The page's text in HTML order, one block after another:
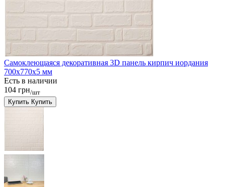
Самоклеющаяся декоративная 3D панель кирпич иордания
700x770x5 мм
Есть в наличии
104 грн/шт
Купить Купить